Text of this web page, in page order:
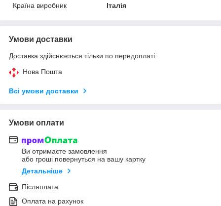
Країна виробник
Італія
Умови доставки
Доставка здійснюється тільки по передоплаті.
Нова Пошта
Всі умови доставки
Умови оплати
Ви отримаєте замовлення
або гроші повернуться на вашу картку
Детальніше
Післяплата
Оплата на рахунок